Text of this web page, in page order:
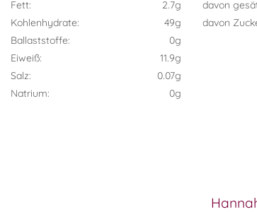
Fett:
2.7g
Kohlenhydrate:
49g
Ballaststoffe:
0g
Eiweiß:
11.9g
Salz:
0.07g
Natrium:
0g
davon
davon